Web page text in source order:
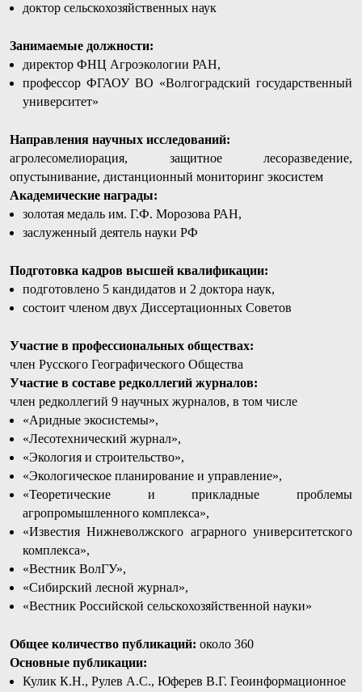
доктор сельскохозяйственных наук
Занимаемые должности:
директор ФНЦ Агроэкологии РАН,
профессор ФГАОУ ВО «Волгоградский государственный
университет»
Направления научных исследований:
агролесомелиорация, защитное лесоразведение,
опустынивание, дистанционный мониторинг экосистем
Академические награды:
золотая медаль им. Г.Ф. Морозова РАН,
заслуженный деятель науки РФ
Подготовка кадров высшей квалификации:
подготовлено 5 кандидатов и 2 доктора наук,
состоит членом двух Диссертационных Советов
Участие в профессиональных обществах:
член Русского Географического Общества
Участие в составе редколлегий журналов:
член редколлегий 9 научных журналов, в том числе
«Аридные экосистемы»,
«Лесотехнический журнал»,
«Экология и строительство»,
«Экологическое планирование и управление»,
«Теоретические и прикладные проблемы
агропромышленного комплекса»,
«Известия Нижневолжского аграрного университетского
комплекса»,
«Вестник ВолГУ»,
«Сибирский лесной журнал»,
«Вестник Российской сельскохозяйственной науки»
Общее количество публикаций: около 360
Основные публикации:
Кулик К.Н., Рулев А.С., Юферев В.Г. Геоинформационное